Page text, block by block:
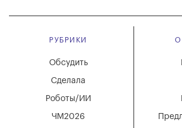
РУБРИКИ
Обсудить
Сделала
Роботы/ИИ
ЧМ2026
О